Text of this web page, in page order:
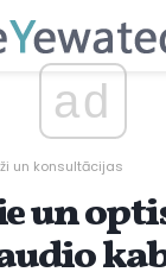
ad
un konsultācijas
un